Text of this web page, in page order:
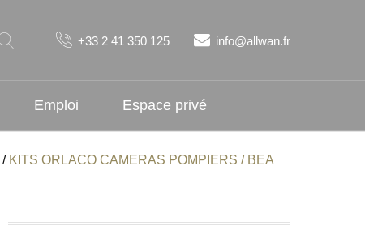
+33 2 41 350 125 info@allwan.fr
Emploi Espace privé
/ KITS ORLACO CAMERAS POMPIERS / BEA